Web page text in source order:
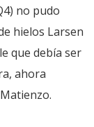
no pudo
hielos Larsen
que debía ser
ahora